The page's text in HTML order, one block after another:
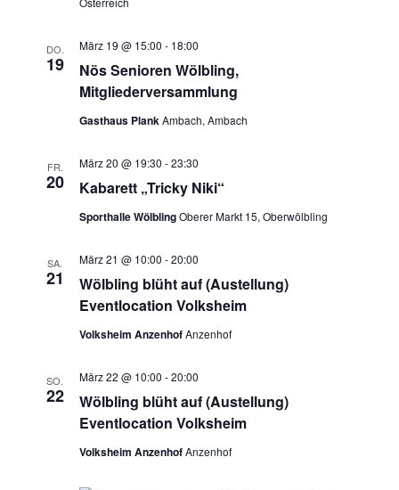
DO.
19
Nös Senioren Wölbling,
Mitgliederversammlung
März 19 @ 15:00 - 18:00
Gasthaus PlankAmbach, Ambach
FR.
20 Kabarett „Tricky Niki“
März 20 @ 19:30 -23:30
Sporthalle WölblingOberer Markt 15, Oberwölbling
SA.
21
Wölbling blüht auf (Austellung)
Eventlocation Volksheim
März 21 @ 10:00 -20:00
Volksheim AnzenhofAnzenhof
SO.
22
Wölbling blüht auf (Austellung)
Eventlocation Volksheim
März 22 @ 10:00 -20:00
Volksheim AnzenhofAnzenhof